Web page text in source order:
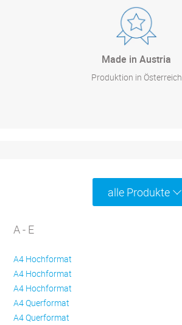
Made in Austria
Produktion in Österreich
alle Produkte
A - E
A4 Hochformat
A4 Hochformat
A4 Hochformat
A4 Querformat
A4 Querformat